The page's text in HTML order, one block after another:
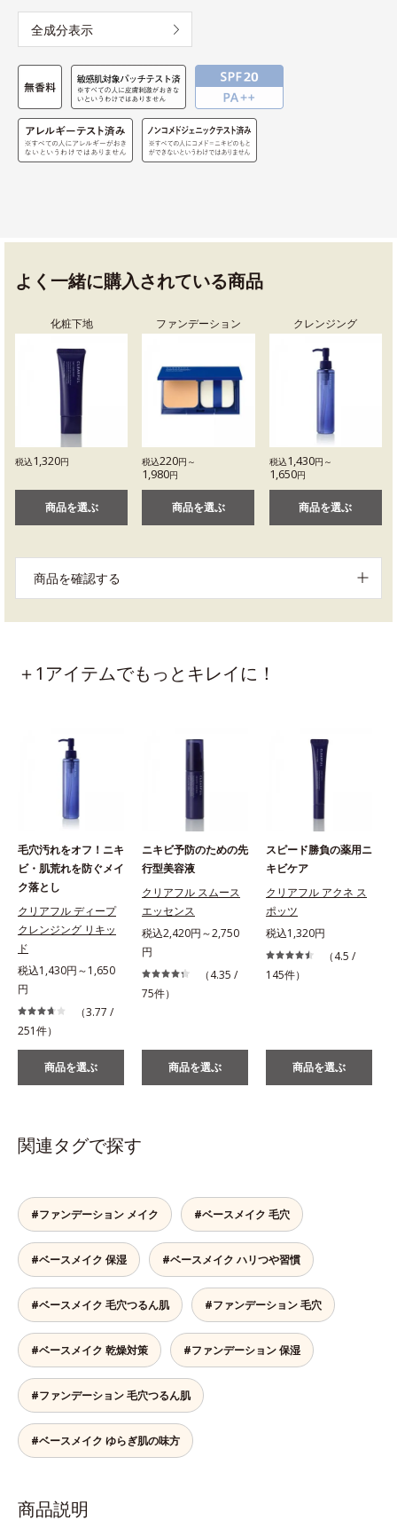
全成分表示
よく一緒に購入されている商品
化粧下地
税込1,320円
商品を選ぶ
ファンデーション
税込220円～
1,980円
商品を選ぶ
クレンジング
税込1,430円～
1,650円
商品を選ぶ
商品を確認する
＋1アイテムでもっとキレイに！
毛穴汚れをオフ！ニキ
ビ・肌荒れを防ぐメイ
ク落とし
クリアフル ディープ
クレンジング リキッ
ド
税込1,430円～1,650
円
（3.77 /
251件）
商品を選ぶ
ニキビ予防のための先
行型美容液
クリアフル スムース
エッセンス
税込2,420円～2,750
円
（4.35 /
75件）
商品を選ぶ
スピード勝負の薬用ニ
キビケア
クリアフル アクネ ス
ポッツ
税込1,320円
（4.5 /
145件）
商品を選ぶ
関連タグで探す
#ファンデーション メイク #ベースメイク 毛穴
#ベースメイク 保湿 #ベースメイク ハリつや習慣
#ベースメイク 毛穴つるん肌 #ファンデーション 毛穴
#ベースメイク 乾燥対策 #ファンデーション 保湿
#ファンデーション 毛穴つるん肌
#ベースメイク ゆらぎ肌の味方
商品説明